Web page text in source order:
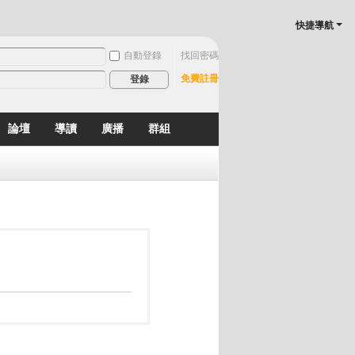
快捷導航
自動登錄 找回密碼
登錄 免費註冊
論壇 導讀 廣播 群組